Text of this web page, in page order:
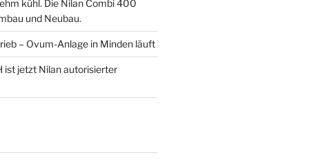
kühl. Die Nilan Combi 400
und Neubau.
– Ovum-Anlage in Minden läuft
ist jetzt Nilan autorisierter